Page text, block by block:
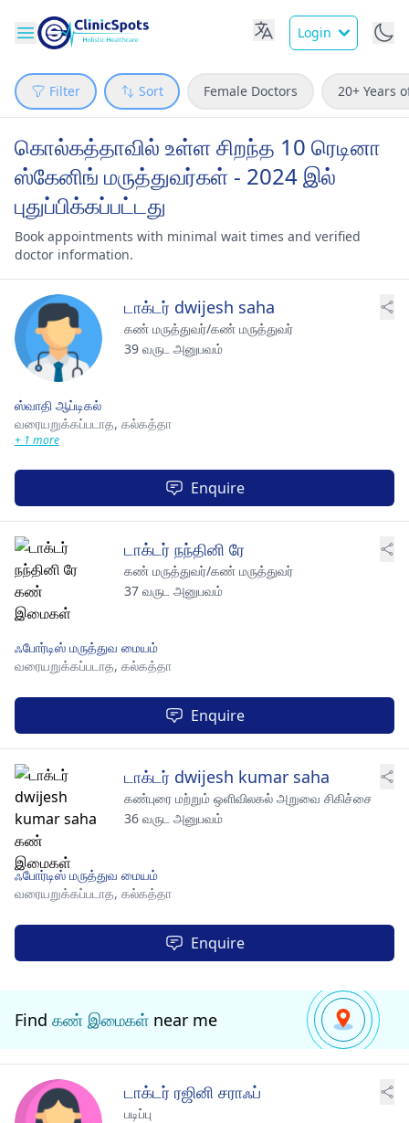
Login
Filter Sort Female Doctors 20+ Years
கொல்கத்தாவில் உள்ள சிறந்த 10 ரெடினா
ஸ்கேனிங் மருத்துவர்கள் - 2024 இல்
புதுப்பிக்கப்பட்டது
Book appointments with minimal wait times and verified
doctor information.
டாக்டர் dwijesh saha
கண் மருத்துவர்/கண் மருத்துவர்
39 வருட அனுபவம்
ஸ்வாதி ஆப்டிகல்
வரையறுக்கப்படாத, கல்கத்தா
+ 1 more
Enquire
டாக்டர் நந்தினி ரே
கண் மருத்துவர்/கண் மருத்துவர்
37 வருட அனுபவம்
ஃபோர்டிஸ் மருத்துவ மையம்
வரையறுக்கப்படாத, கல்கத்தா
Enquire
டாக்டர் dwijesh kumar saha
கண்புரை மற்றும் ஒளிவிலகல் அறுவை சிகிச்சை
36 வருட அனுபவம்
ஃபோர்டிஸ் மருத்துவ மையம்
வரையறுக்கப்படாத, கல்கத்தா
Enquire
Find கண் இமைகள் near me
டாக்டர் ரஜினி சராஃப்
படிப்பு